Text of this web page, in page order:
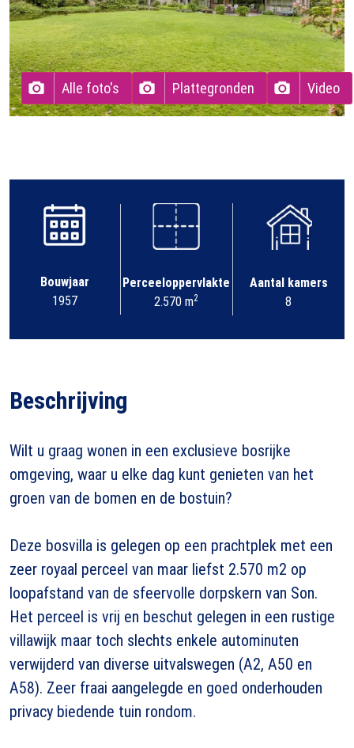
Alle foto's Plattegronden Video
Bouwjaar
1957
Perceeloppervlakte
2.570 m2
Aantal kamers
8
Beschrijving
Wilt u graag wonen in een exclusieve bosrijke
omgeving, waar u elke dag kunt genieten van het
groen van de bomen en de bostuin?
Deze bosvilla is gelegen op een prachtplek met een
zeer royaal perceel van maar liefst 2.570 m2 op
loopafstand van de sfeervolle dorpskern van Son.
Het perceel is vrij en beschut gelegen in een rustige
villawijk maar toch slechts enkele autominuten
verwijderd van diverse uitvalswegen (A2, A50 en
A58). Zeer fraai aangelegde en goed onderhouden
privacy biedende tuin rondom.